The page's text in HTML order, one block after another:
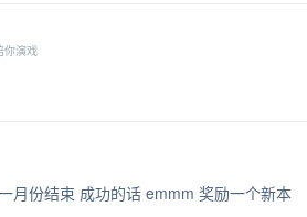
你演戏
月份结束 成功的话 emmm 奖励一个新本